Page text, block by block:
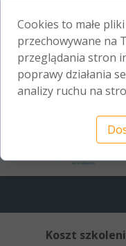
Koszt
Cookies to małe
przechowywane na
przeglądania stron
poprawy działania
analizy ruchu na